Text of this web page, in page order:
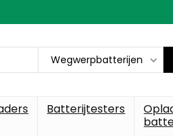
Wegwerpbatterijen
Batterijtesters